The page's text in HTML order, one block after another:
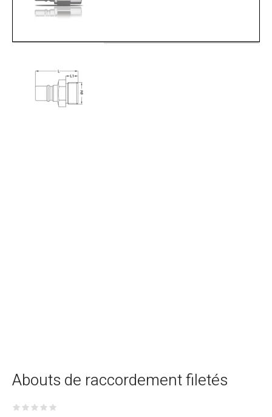
Abouts de raccordement filetés